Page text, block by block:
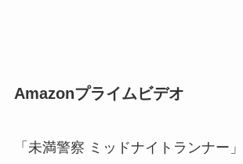
Amazonプライムビデオ
「未満警察 ミッドナイトランナー